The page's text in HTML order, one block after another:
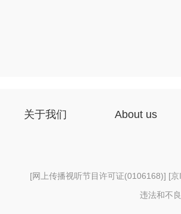
关于我们 About us
[网上传播视听节目许可证(0106168)] [京
违法和不